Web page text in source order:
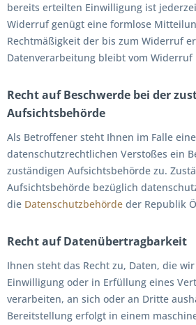
bereits erteilten Einwilligung ist
Widerruf genügt eine formlose
Rechtmäßigkeit der bis zum Widerruf
Datenverarbeitung bleibt vom
Recht auf Beschwerde bei der
Aufsichtsbehörde
Als Betroffener steht Ihnen im Falle
datenschutzrechtlichen Verstoßes ein
zuständigen Aufsichtsbehörde zu.
Aufsichtsbehörde bezüglich
die Datenschutzbehörde der Republik
Recht auf Datenübertragbarkeit
Ihnen steht das Recht zu, Daten, die
Einwilligung oder in Erfüllung eines
verarbeiten, an sich oder an Dritte
Bereitstellung erfolgt in einem